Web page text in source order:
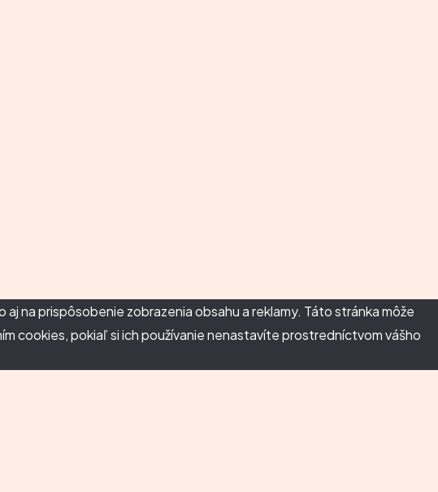
na prispôsobenie zobrazenia obsahu a reklamy. Táto stránka môže
cookies, pokiaľ si ich používanie nenastavíte prostredníctvom vášho